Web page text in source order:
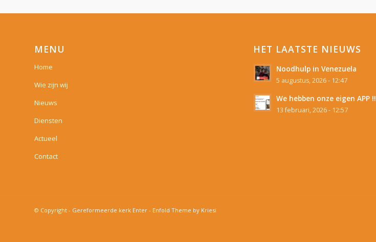
MENU
Home
Wie zijn wij
Nieuws
Diensten
Actueel
Contact
HET LAATSTE NIEUWS
Noodhulp in Venezuela
5 augustus, 2026 - 12:47
We hebben onze eigen APP
13 februari, 2026 - 12:57
© Copyright - Gereformeerde kerk Enter - Enfold Theme by Kriesi